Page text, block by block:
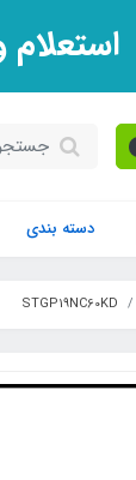
دسته بندی
STGP19NC60KD